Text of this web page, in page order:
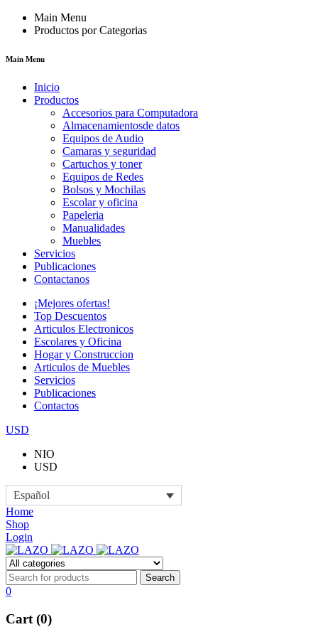
Main Menu
Productos por Categorias
Main Menu
Inicio
Productos
Accesorios para Computadora
Almacenamientosde datos
Equipos de Audio
Camaras y seguridad
Cartuchos y toner
Equipos de Redes
Bolsos y Mochilas
Escolar y oficina
Papeleria
Manualidades
Muebles
Servicios
Publicaciones
Contactanos
¡Mejores ofertas!
Top Descuentos
Articulos Electronicos
Escolares y Oficina
Hogar y Construccion
Articulos de Muebles
Servicios
Publicaciones
Contactos
USD
NIO
USD
Español
Home
Shop
Login
0
Cart (0)